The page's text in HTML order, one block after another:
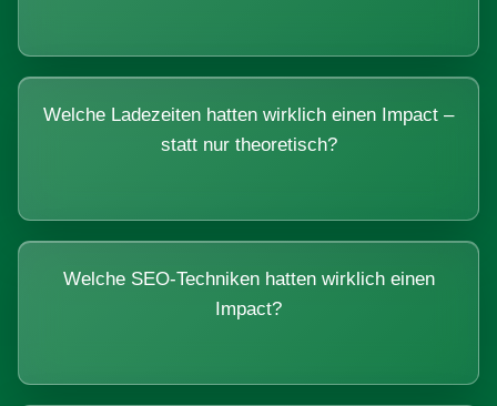
Welche Ladezeiten hatten wirklich einen Impact –
statt nur theoretisch?
Welche SEO-Techniken hatten wirklich einen
Impact?